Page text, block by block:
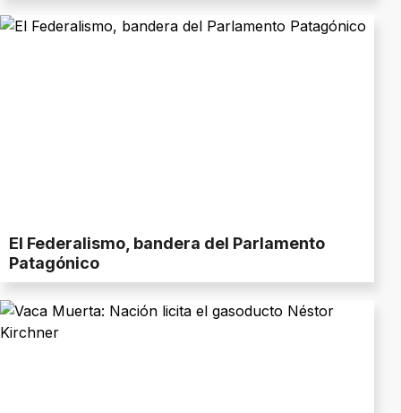
El Federalismo, bandera del Parlamento
Patagónico